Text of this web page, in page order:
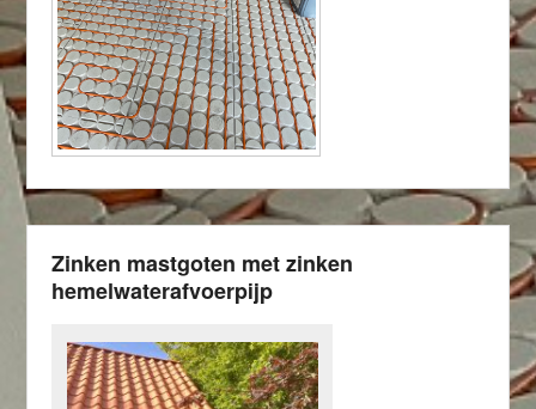
Zinken mastgoten met zinken
hemelwaterafvoerpijp